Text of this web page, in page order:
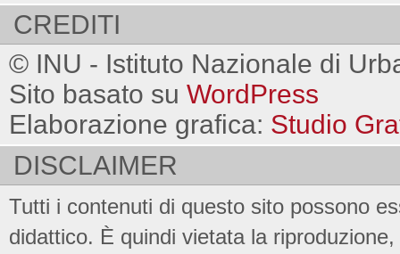
CREDITI
© INU - Istituto Nazionale di
Sito basato su WordPress
Elaborazione grafica: Studio
DISCLAIMER
Tutti i contenuti di questo sito possono
didattico. È quindi vietata la